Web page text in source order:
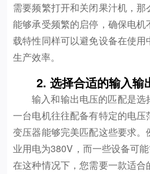
需要频繁打开和关闭果汁机，
能够承受频繁的启停，确保电
载特性同样可以避免设备在使
生产效率。
2. 选择合适的输入输
输入和输出电压的匹配是选
一台电机往往配备有特定的电
变压器能够完美匹配这些要求
业用电为380V，而一些设备可
在这种情况下，您需要一款适